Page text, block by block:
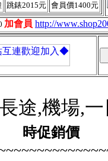
跳錶2015元 會員價1400元
加會員 http://
途,機場,
時促銷價